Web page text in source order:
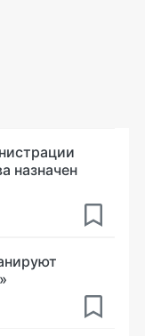
назначен